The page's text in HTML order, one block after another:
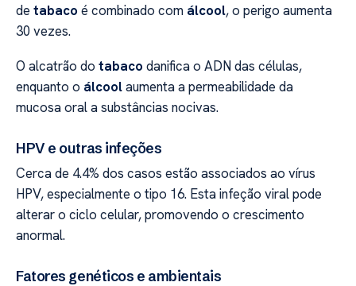
de tabaco é combinado com álcool, o perigo aumenta
30 vezes.
O alcatrão do tabaco danifica o ADN das células,
enquanto o álcoolaumenta a permeabilidade da
mucosa oral a substâncias nocivas.
HPV e outras infeções
Cerca de 4.4% dos casos estão associados ao vírus
HPV, especialmente o tipo 16. Esta infeção viral pode
alterar o ciclo celular, promovendo o crescimento
anormal.
Fatores genéticos e ambientais